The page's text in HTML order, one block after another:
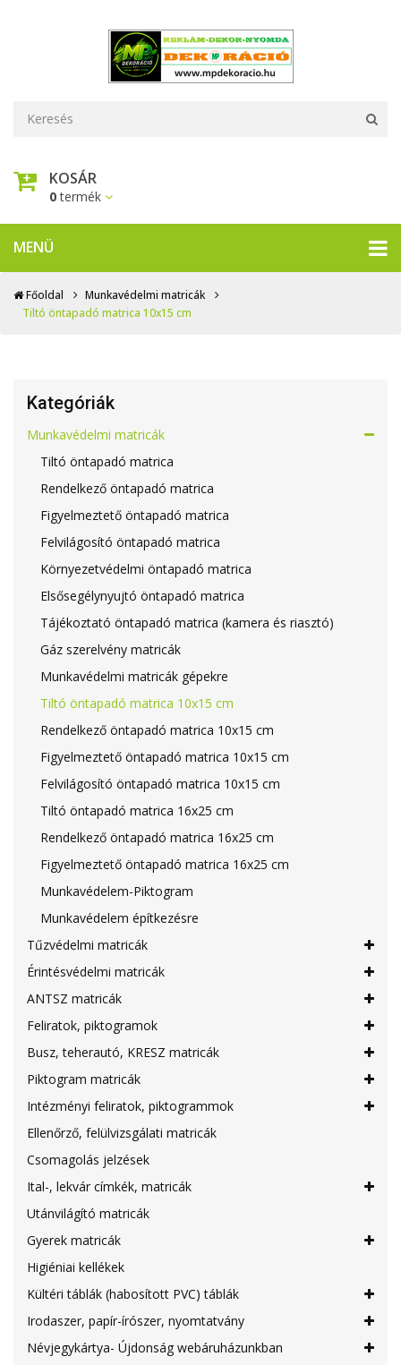
KOSÁR
0termék
MENÜ
Főoldal
Munkavédelmi matricák
Tiltó öntapadó matrica 10x15 cm
Kategóriák
Munkavédelmi matricák
Tiltó öntapadó matrica
Rendelkező öntapadó matrica
Figyelmeztető öntapadó matrica
Felvilágosító öntapadó matrica
Környezetvédelmi öntapadó matrica
Elsősegélynyujtó öntapadó matrica
Tájékoztató öntapadó matrica (kamera és riasztó)
Gáz szerelvény matricák
Munkavédelmi matricák gépekre
Tiltó öntapadó matrica 10x15 cm
Rendelkező öntapadó matrica 10x15 cm
Figyelmeztető öntapadó matrica 10x15 cm
Felvilágosító öntapadó matrica 10x15 cm
Tiltó öntapadó matrica 16x25 cm
Rendelkező öntapadó matrica 16x25 cm
Figyelmeztető öntapadó matrica 16x25 cm
Munkavédelem-Piktogram
Munkavédelem építkezésre
Tűzvédelmi matricák
Érintésvédelmi matricák
ANTSZ matricák
Feliratok, piktogramok
Busz, teherautó, KRESZ matricák
Piktogram matricák
Intézményi feliratok, piktogrammok
Ellenőrző, felülvizsgálati matricák
Csomagolás jelzések
Ital-, lekvár címkék, matricák
Utánvilágító matricák
Gyerek matricák
Higiéniai kellékek
Kültéri táblák (habosított PVC) táblák
Irodaszer, papír-írószer, nyomtatvány
Névjegykártya- Újdonság webáruházunkban